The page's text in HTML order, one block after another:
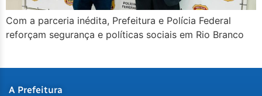
Com a parceria inédita, Prefeitura e Polícia Federal
reforçam segurança e políticas sociais em Rio Branco
A Prefeitura